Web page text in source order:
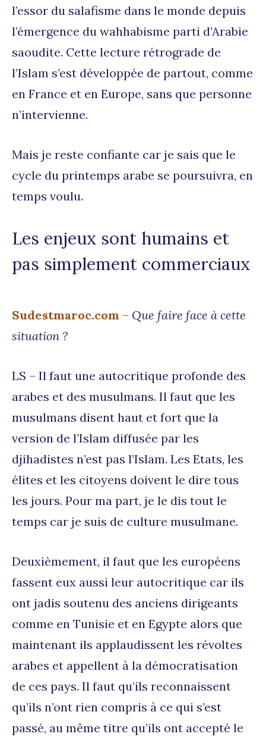
l’essor du salafisme dans le monde depuis
l’émergence du wahhabisme parti d’Arabie
saoudite. Cette lecture rétrograde de
l’Islam s’est développée de partout, comme
en France et en Europe, sans que personne
n’intervienne.
Mais je reste confiante car je sais que le
cycle du printemps arabe se poursuivra, en
temps voulu.
Les enjeux sont humains et
pas simplement commerciaux
Sudestmaroc.com – Que faire face à cette
situation ?
LS – Il faut une autocritique profonde des
arabes et des musulmans. Il faut que les
musulmans disent haut et fort que la
version de l’Islam diffusée par les
djihadistes n’est pas l’Islam. Les Etats, les
élites et les citoyens doivent le dire tous
les jours. Pour ma part, je le dis tout le
temps car je suis de culture musulmane.
Deuxièmement, il faut que les européens
fassent eux aussi leur autocritique car ils
ont jadis soutenu des anciens dirigeants
comme en Tunisie et en Egypte alors que
maintenant ils applaudissent les révoltes
arabes et appellent à la démocratisation
de ces pays. Il faut qu’ils reconnaissent
qu’ils n’ont rien compris à ce qui s’est
passé, au même titre qu’ils ont accepté le